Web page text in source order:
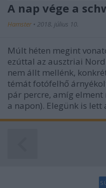
A nap vége a
Hamster • 2018. július 10.
Múlt héten megint
ezúttal az ausztriai
nem állt mellénk,
témát fotófelhő
pár percre, amíg
a napon). Elegünk is lett